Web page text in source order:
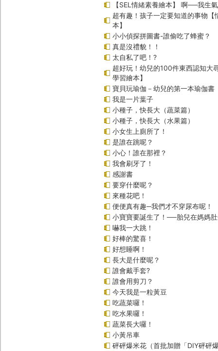
【SEL情緒素養繪本】 啊──我生
超有趣！孩子一定要知道的事物【
本】
小小偵探拼圖書-誰偷吃了蜂蜜？
真是沒禮貌！！
太自私了吧！?
超好玩！幼兒的100件東西認知大
學習繪本】
寶貝玩瑜伽－幼兒的第一本瑜伽書
我是一片葉子
小種子，快長大（蔬菜篇）
小種子，快長大（水果篇）
小女生上廁所了！
是誰在跳呢？
小心！誰在那裡？
我會刷牙了！
感謝書
要穿什麼呢？
來種花吧！
便便真有趣─我們才不穿尿布呢！
小寶寶要誕生了！──胎兒在媽媽
嚇我一大跳！
好棒的驚喜！
好想睡啊！
長大是什麼呢？
誰會戴手套?
誰會用剪刀？
今天我是一粒黃豆
吃蔬菜囉！
吃水果囉！
蔬菜長大囉！
小黃吊車
砰砰爆米花（首批加贈「DIY砰砰